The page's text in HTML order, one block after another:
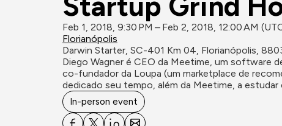
Feb 1, 2018, 9:30 PM – Feb 2, 2018, 12:00 AM
Florianópolis
Darwin Starter, SC-401 Km 04, Florianópolis,
Diego Wagner é CEO da Meetime, um software
co-fundador da Loupa (um marketplace de
dedicado seu tempo, além da Meetime, a
In-person event